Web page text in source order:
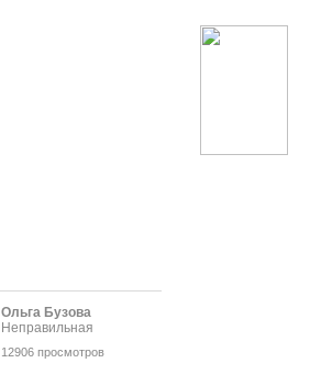
Ольга Бузова
Неправильная
12906 просмотров